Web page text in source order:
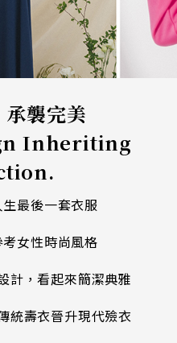
承襲完美
Inheriting
最後一套衣服
女性時尚風格
計，看起來簡潔典雅
統壽衣晉升現代殮衣